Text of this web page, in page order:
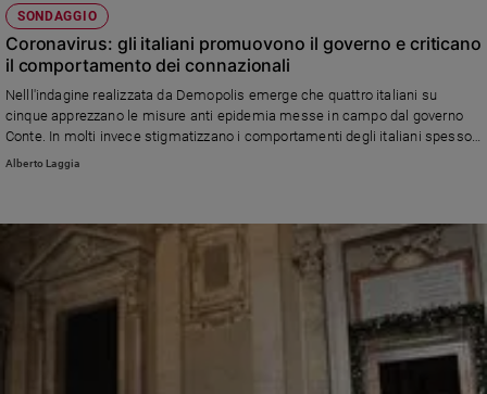
SONDAGGIO
Coronavirus: gli italiani promuovono il governo e criticano
il comportamento dei connazionali
Nelll'indagine realizzata da Demopolis emerge che quattro italiani su
cinque apprezzano le misure anti epidemia messe in campo dal governo
Conte. In molti invece stigmatizzano i comportamenti degli italiani spesso
Alberto Laggia